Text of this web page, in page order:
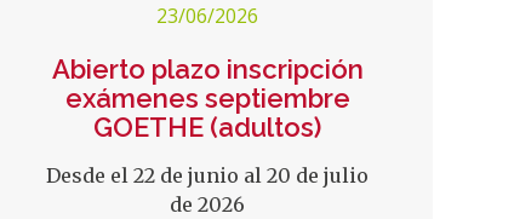
23/06/2026
Abierto plazo inscripción
exámenes septiembre
GOETHE (adultos)
Desde el 22 de junio al 20 de julio
de 2026